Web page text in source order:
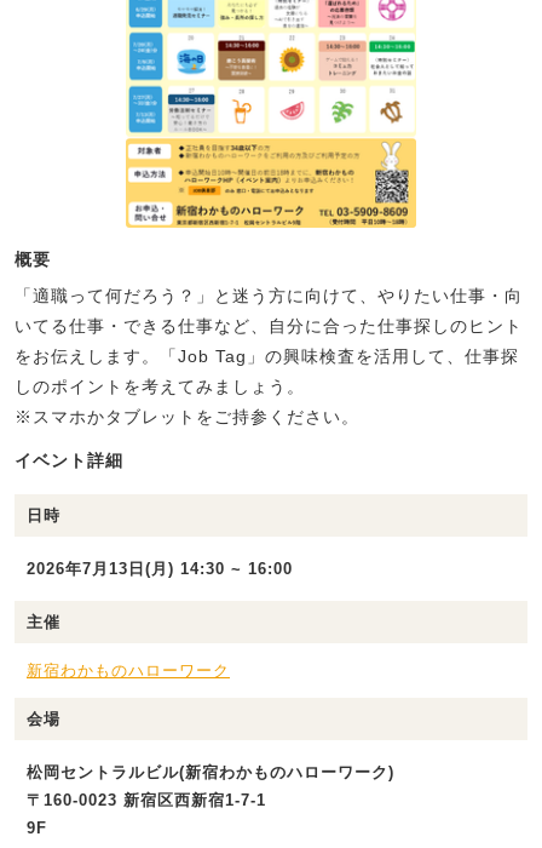
概要
「適職って何だろう？」と迷う方に向けて、やりたい仕事・向
いてる仕事・できる仕事など、自分に合った仕事探しのヒント
をお伝えします。「Job Tag」の興味検査を活用して、仕事探
しのポイントを考えてみましょう。
※スマホかタブレットをご持参ください。
イベント詳細
日時
2026年7月13日(月) 14:30 ~ 16:00
主催
新宿わかものハローワーク
会場
松岡セントラルビル(新宿わかものハローワーク)
〒160-0023 新宿区西新宿1-7-1
9F